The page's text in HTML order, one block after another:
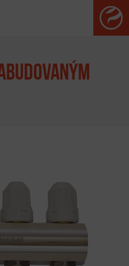
čerpadiel
konvektora